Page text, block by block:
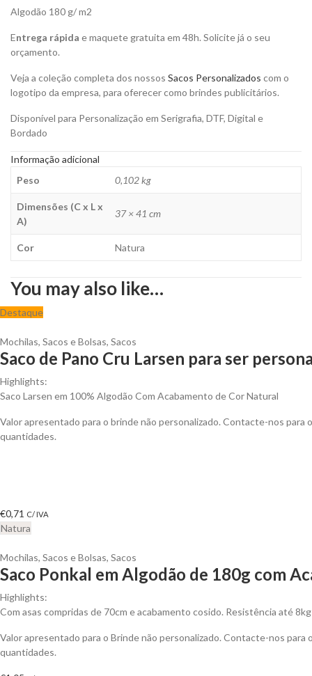
Personalizar
Algodão 180 g/ m2
Entrega rápida e maquete gratuita em 48h. Solicite já o seu
orçamento.
Veja a coleção completa dos nossos Sacos Personalizados com o
logotipo da empresa, para oferecer como brindes publicitários.
Disponível para Personalização em Serigrafia, DTF, Digital e
Bordado
Informação adicional
Peso
0,102 kg
Dimensões (C x L x
A)
37 × 41 cm
Cor Natura
You may also like…
Destaque
Mochilas, Sacos e Bolsas, Sacos
Saco de Pano Cru Larsen para ser
Highlights:
Saco Larsen em 100% Algodão Com Acabamento de Cor Natural
Valor apresentado para o brinde não personalizado. Contacte-nos
quantidades.
€0,71 C/ IVA
Natura
Mochilas, Sacos e Bolsas, Sacos
Saco Ponkal em Algodão de 180g com
Highlights:
Com asas compridas de 70cm e acabamento cosido. Resistência até
Valor apresentado para o Brinde não personalizado. Contacte-nos
quantidades.